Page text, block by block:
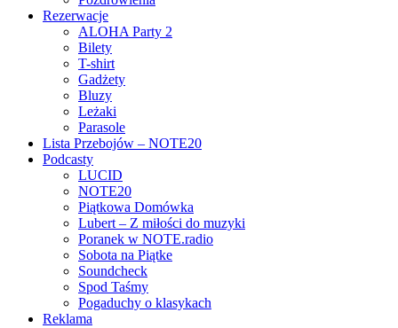
Rezerwacje
ALOHA Party 2
Bilety
T-shirt
Gadżety
Bluzy
Leżaki
Parasole
Lista Przebojów – NOTE20
Podcasty
LUCID
NOTE20
Piątkowa Domówka
Lubert – Z miłości do muzyki
Poranek w NOTE.radio
Sobota na Piątke
Soundcheck
Spod Taśmy
Pogaduchy o klasykach
Reklama